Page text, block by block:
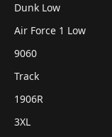
Dunk Low
Air Force 1 Low
9060
Track
1906R
3XL